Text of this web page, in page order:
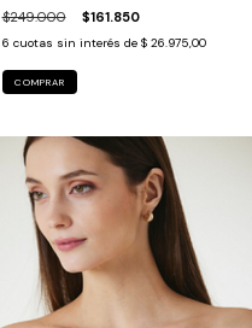
$249.000 $161.850
6 cuotas sin interés de $ 26.975,00
COMPRAR